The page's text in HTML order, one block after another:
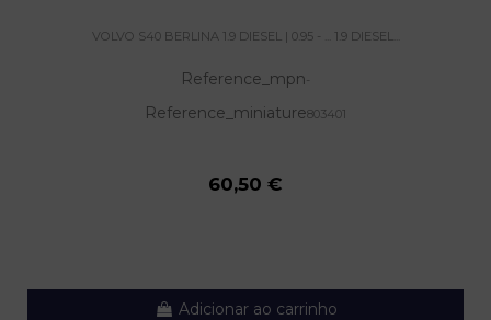
VOLVO S40 BERLINA 1.9 DIESEL | 0.95 - ... 1.9 DIESEL...
Reference_mpn-
Reference_miniature803401
60,50 €
Adicionar ao carrinho